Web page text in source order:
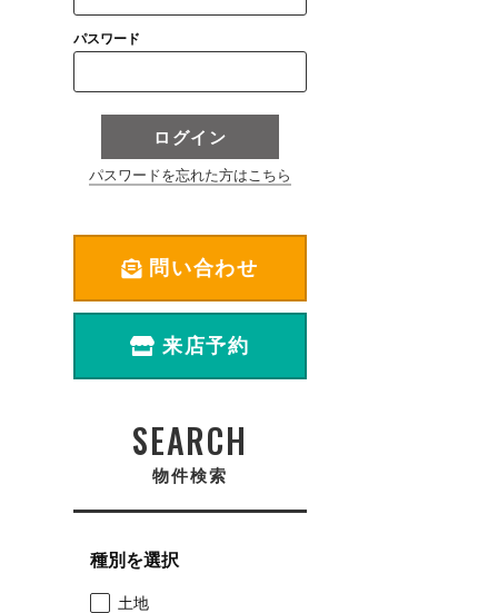
パスワード
ログイン
パスワードを忘れた方はこちら
問い合わせ
来店予約
SEARCH
物件検索
種別を選択
土地